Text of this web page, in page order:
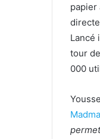
papier
Lancé
tour
000